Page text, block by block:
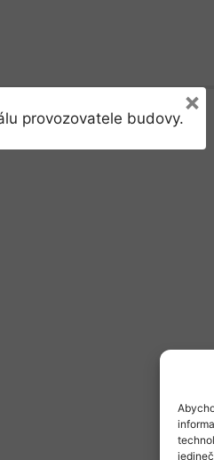
provozovatele budovy.
×